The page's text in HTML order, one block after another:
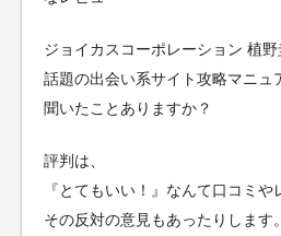
ジョイカスコーポレーション 植
話題の出会い系サイト攻略マニュ
聞いたことありますか？
評判は、
『とてもいい！』なんて口コミや
その反対の意見もあったりします。